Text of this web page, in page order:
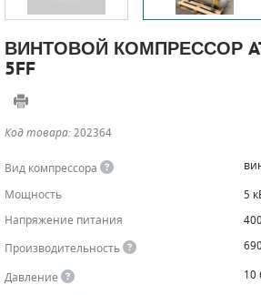
ВИНТОВОЙ КОМПРЕССОР
5FF
Код товара:202364
Вид компрессора
Мощность
5
Напряжение питания
Производительность
Давление
10
САДОВАЯ ТЕХНИКА
ЧИЛЛЕРЫ
КАНАЛИЗАЦИОННЫЕ НАСОСЫ
БЕНЗИНОВЫЕ МОТОПОМПЫ
ТАЛИ И ТЕЛЬФЕРЫ
ОСВЕТИТЕЛЬНЫЕ МАЧТЫ
КОНТРОЛЛЕРЫ (БЛОКИ УПРАВЛЕНИЯ)
ПРЕДОХРАНИТЕЛЬНЫЕ КЛАПАНЫ
ОБРАТНЫЕ КЛАПАНЫ
КЛАПАНЫ МИНИМАЛЬНОГО ДАВЛЕНИЯ
РЕЛЕ ДАВЛЕНИЯ ДЛЯ ДЛЯ КОМПРЕССОРОВ
ДАТЧИКИ